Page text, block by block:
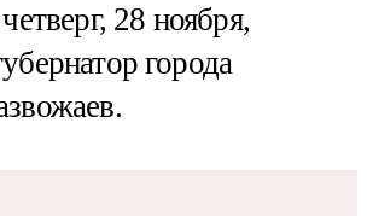
28 ноября,
города